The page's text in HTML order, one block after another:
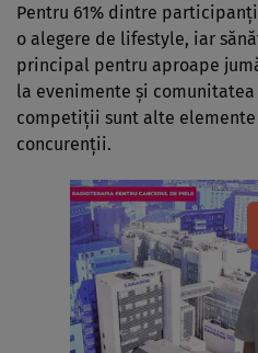
Pentru 61% dintre
o alegere de lifestyle, iar
principal pentru aproape
la evenimente și
competiții sunt alte elemente
concurenții.